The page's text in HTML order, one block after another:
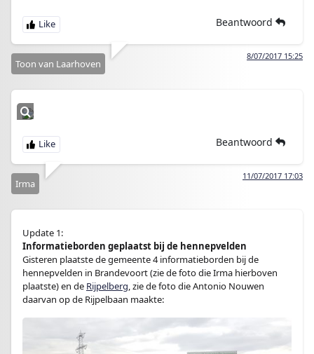
Beantwoord
8/07/2017 15:25
Toon van Laarhoven
Beantwoord
11/07/2017 17:03
Irma
Update 1:
Informatieborden geplaatst bij de hennepvelden
Gisteren plaatste de gemeente 4 informatieborden bij de
hennepvelden in Brandevoort (zie de foto die Irma hierboven
plaatste) en de Rijpelberg, zie de foto die Antonio Nouwen
daarvan op de Rijpelbaan maakte: